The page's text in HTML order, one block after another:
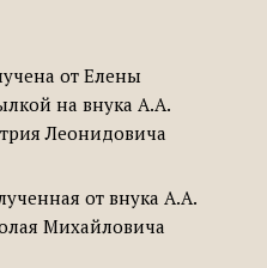
от Елены
на внука А.А.
Леонидовича
от внука А.А.
Михайловича